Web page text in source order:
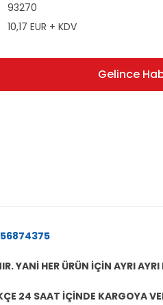
93270
10,17 EUR + KDV
Gelince
YANİ HER ÜRÜN İÇİN AYRI
24 SAAT İÇİNDE KARGOYA